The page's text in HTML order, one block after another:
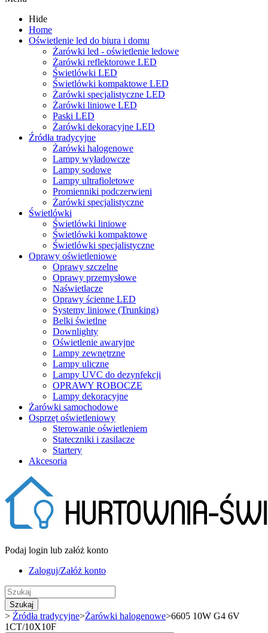
Hide
Home
Oświetlenie led do biura i domu
Żarówki led - oświetlenie ledowe
Żarówki reflektorowe LED
Świetlówki LED
Świetlówki kompaktowe LED
Żarówki specjalistyczne LED
Żarówki liniowe LED
Paski LED
Żarówki dekoracyjne LED
Źródła tradycyjne
Żarówki halogenowe
Lampy wyładowcze
Lampy sodowe
Lampy ultrafioletowe
Promienniki podczerwieni
Żarówki specjalistyczne
Świetlówki
Świetlówki liniowe
Świetlówki kompaktowe
Świetlówki specjalistyczne
Oprawy oświetleniowe
Oprawy szczelne
Oprawy przemysłowe
Naświetlacze
Oprawy ścienne LED
Systemy liniowe (Trunking)
Belki świetlne
Downlighty
Oświetlenie awaryjne
Lampy zewnętrzne
Lampy uliczne
Lampy UVC do dezynfekcji
OPRAWY ROBOCZE
Lampy dekoracyjne
Żarówki samochodowe
Osprzęt oświetleniowy
Sterowanie oświetleniem
Stateczniki i zasilacze
Startery
Akcesoria
Podaj login lub załóż konto
Zaloguj/Załóż konto
Szukaj
> Źródła tradycyjne>Żarówki halogenowe>6605 10W G4 6V
1CT/10X10F